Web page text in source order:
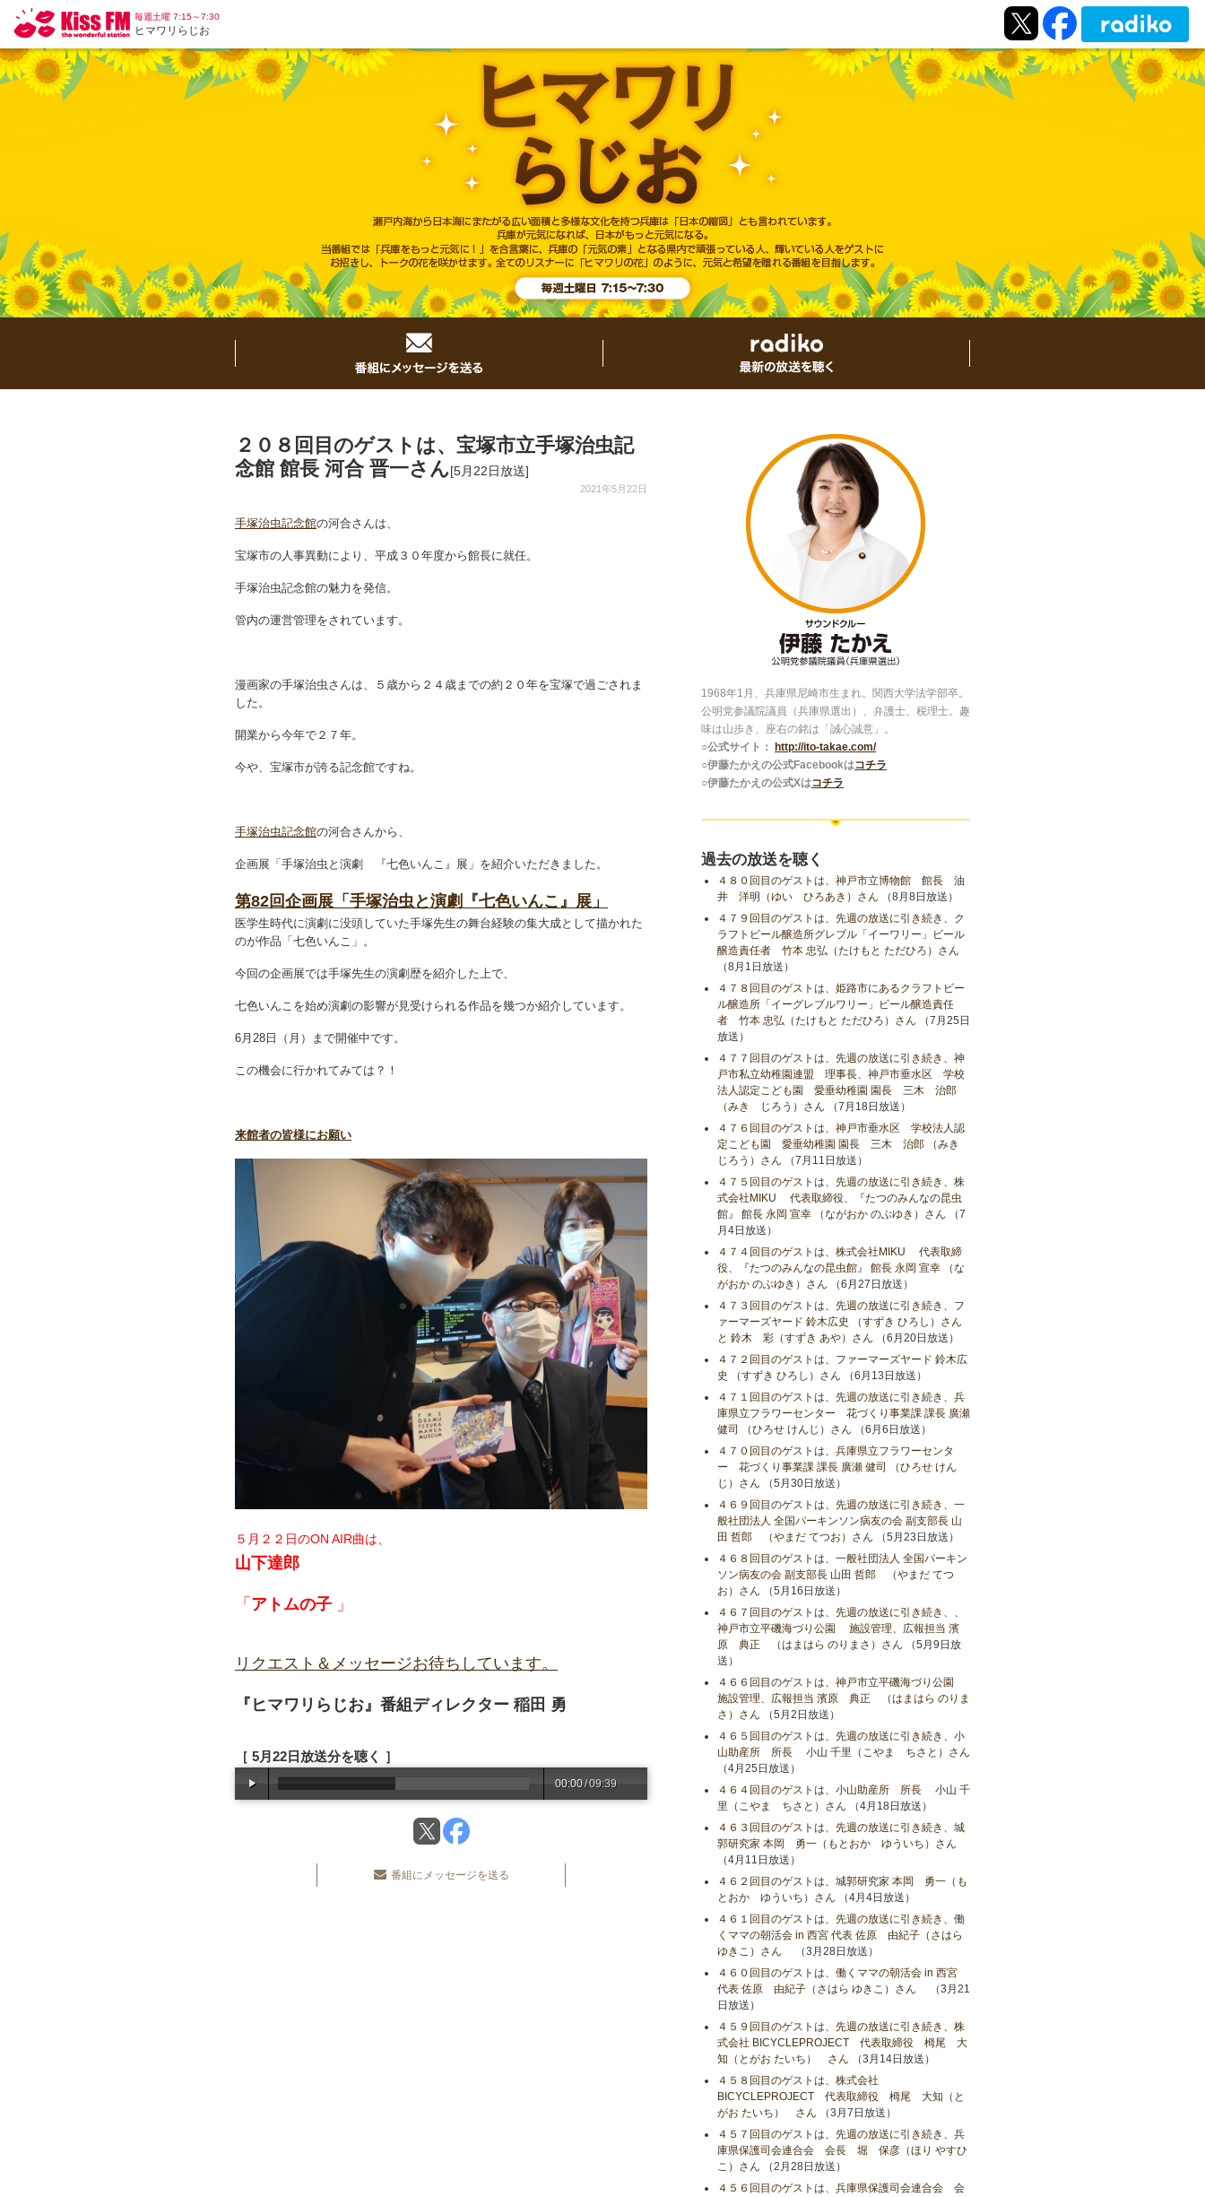
毎週土曜 7:15～7:30
ヒマワリらじお
２０８回目のゲストは、宝塚市立手塚治虫記
念館 館長 河合 晋一さん[5月22日放送]
2021年5月22日
手塚治虫記念館の河合さんは、
宝塚市の人事異動により、平成３０年度から館長に就任。
手塚治虫記念館の魅力を発信。
管内の運営管理をされています。
漫画家の手塚治虫さんは、５歳から２４歳までの約２０年を宝塚で過ごされま
した。
開業から今年で２７年。
今や、宝塚市が誇る記念館ですね。
手塚治虫記念館の河合さんから、
企画展「手塚治虫と演劇 『七色いんこ』展」を紹介いただきました。
第82回企画展「手塚治虫と演劇『七色いんこ』展」
医学生時代に演劇に没頭していた手塚先生の舞台経験の集大成として描かれた
のが作品「七色いんこ」。
今回の企画展では手塚先生の演劇歴を紹介した上で、
七色いんこを始め演劇の影響が見受けられる作品を幾つか紹介しています。
6月28日（月）まで開催中です。
この機会に行かれてみては？！
来館者の皆様にお願い
５月２２日のON AIR曲は、
山下達郎
「 アトムの子 」
リクエスト＆メッセージお待ちしています。
『ヒマワリらじお』番組ディレクター 稲田 勇
［ 5月22日放送分を聴く ］
00:00/09:39
番組にメッセージを送る
1968年1月、兵庫県尼崎市生まれ。関西大学法学部卒。
公明党参議院議員（兵庫県選出）、弁護士、税理士。趣
味は山歩き、座右の銘は「誠心誠意」。
○公式サイト：
http://ito-takae.com/
○伊藤たかえの公式Facebookはコチラ
○伊藤たかえの公式Xはコチラ
過去の放送を聴く
４８０回目のゲストは、神戸市立博物館 館長 油
井 洋明（ゆい ひろあき）さん （8月8日放送）
４７９回目のゲストは、先週の放送に引き続き、ク
ラフトビール醸造所グレブル「イーワリー」ビール
醸造責任者 竹本 忠弘（たけもと ただひろ）さん
（8月1日放送）
４７８回目のゲストは、姫路市にあるクラフトビー
ル醸造所「イーグレブルワリー」ビール醸造責任
者 竹本 忠弘（たけもと ただひろ）さん （7月25日
放送）
４７７回目のゲストは、先週の放送に引き続き、神
戸市私立幼稚園連盟 理事長、神戸市垂水区 学校
法人認定こども園 愛垂幼稚園 園長 三木 治郎
（みき じろう）さん （7月18日放送）
４７６回目のゲストは、神戸市垂水区 学校法人認
定こども園 愛垂幼稚園 園長 三木 治郎 （みき
じろう）さん （7月11日放送）
４７５回目のゲストは、先週の放送に引き続き、株
式会社MIKU 代表取締役、『たつのみんなの昆虫
館』 館長 永岡 宣幸 （ながおか のぶゆき）さん （7
月4日放送）
４７４回目のゲストは、株式会社MIKU 代表取締
役、『たつのみんなの昆虫館』 館長 永岡 宣幸 （な
がおか のぶゆき）さん （6月27日放送）
４７３回目のゲストは、先週の放送に引き続き、フ
ァーマーズヤード 鈴木広史 （すずき ひろし）さん
と 鈴木 彩（すずき あや）さん （6月20日放送）
４７２回目のゲストは、ファーマーズヤード 鈴木広
史 （すずき ひろし）さん （6月13日放送）
４７１回目のゲストは、先週の放送に引き続き、兵
庫県立フラワーセンター 花づくり事業課 課長 廣瀬
健司 （ひろせ けんじ）さん （6月6日放送）
４７０回目のゲストは、兵庫県立フラワーセンタ
ー 花づくり事業課 課長 廣瀬 健司 （ひろせ けん
じ）さん （5月30日放送）
４６９回目のゲストは、先週の放送に引き続き、一
般社団法人 全国パーキンソン病友の会 副支部長 山
田 哲郎 （やまだ てつお）さん （5月23日放送）
４６８回目のゲストは、一般社団法人 全国パーキン
ソン病友の会 副支部長 山田 哲郎 （やまだ てつ
お）さん （5月16日放送）
４６７回目のゲストは、先週の放送に引き続き、、
神戸市立平磯海づり公園 施設管理、広報担当 濱
原 典正 （はまはら のりまさ）さん （5月9日放
送）
４６６回目のゲストは、神戸市立平磯海づり公園
施設管理、広報担当 濱原 典正 （はまはら のりま
さ）さん （5月2日放送）
４６５回目のゲストは、先週の放送に引き続き、小
山助産所 所長 小山​ 千里（こやま ちさと）さん
（4月25日放送）
４６４回目のゲストは、小山助産所 所長 小山​ 千
里（こやま ちさと）さん （4月18日放送）
４６３回目のゲストは、先週の放送に引き続き、城
郭研究家 本岡 勇一（もとおか ゆういち）さん
（4月11日放送）
４６２回目のゲストは、城郭研究家 本岡 勇一（も
とおか ゆういち）さん （4月4日放送）
４６１回目のゲストは、先週の放送に引き続き、働
くママの朝活会 in 西宮 代表 佐原 由紀子（さはら
ゆきこ）さん
（3月28日放送）
４６０回目のゲストは、働くママの朝活会 in 西宮
代表 佐原 由紀子（さはら ゆきこ）さん
（3月21
日放送）
４５９回目のゲストは、先週の放送に引き続き、株
式会社 BICYCLEPROJECT 代表取締役 栂尾 大
知（とがお たいち） さん （3月14日放送）
４５８回目のゲストは、株式会社
BICYCLEPROJECT 代表取締役 栂尾 大知（と
がお たいち） さん （3月7日放送）
４５７回目のゲストは、先週の放送に引き続き、兵
庫県保護司会連合会 会長 堀 保彦（ほり やすひ
こ）さん （2月28日放送）
４５６回目のゲストは、兵庫県保護司会連合会 会